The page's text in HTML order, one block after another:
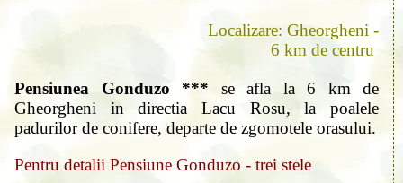
Localizare: Gheorgheni -
6 km de centru
Pensiunea Gonduzo *** se afla la 6 km de
Gheorgheni in directia Lacu Rosu, la poalele
padurilor de conifere, departe de zgomotele orasului.
Pentru detalii Pensiune Gonduzo - trei stele